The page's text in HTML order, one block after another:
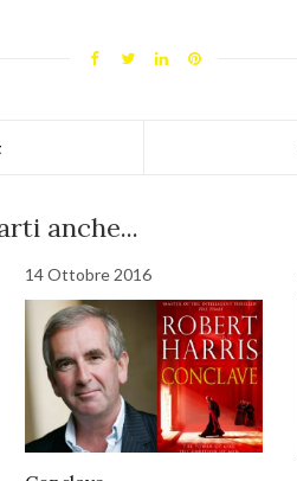
anche...
14 Ottobre 2016